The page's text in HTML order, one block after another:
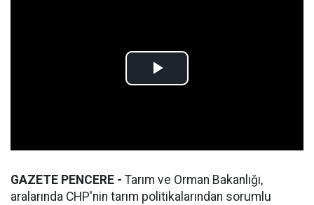
GAZETE PENCERE - Tarım ve Orman Bakanlığı,
aralarında CHP'nin tarım politikalarından sorumlu